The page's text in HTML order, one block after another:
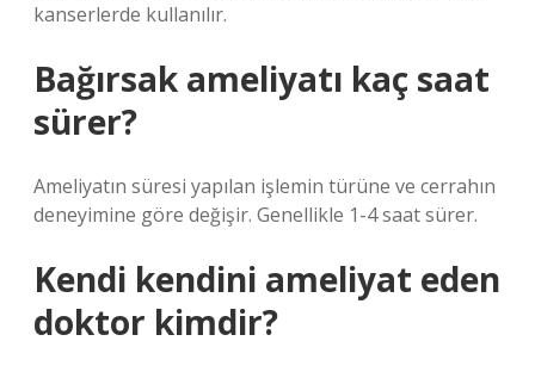
kanserlerde kullanılır.
Bağırsak ameliyatı kaç saat
sürer?
Ameliyatın süresi yapılan işlemin türüne ve cerrahın
deneyimine göre değişir. Genellikle 1-4 saat sürer.
Kendi kendini ameliyat eden
doktor kimdir?